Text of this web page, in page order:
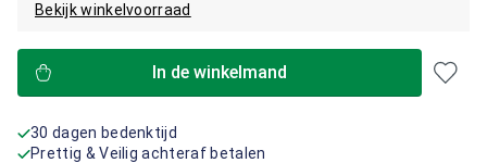
Bekijk winkelvoorraad
In de winkelmand
30 dagen bedenktijd
Prettig & Veilig achteraf betalen